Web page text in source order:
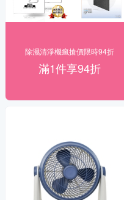
除濕清淨機瘋搶價限時94折
滿1件享94折